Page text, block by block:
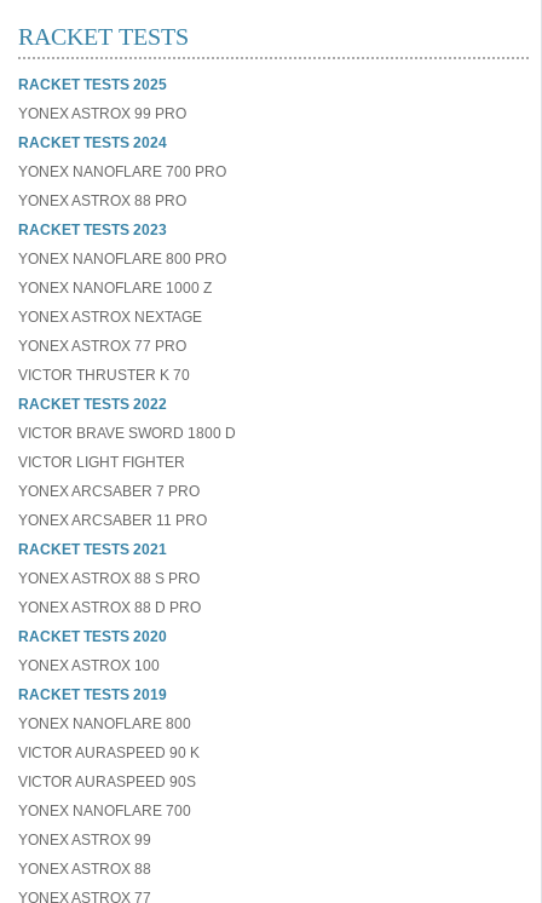
RACKET TESTS
RACKET TESTS 2025
YONEX ASTROX 99 PRO
RACKET TESTS 2024
YONEX NANOFLARE 700 PRO
YONEX ASTROX 88 PRO
RACKET TESTS 2023
YONEX NANOFLARE 800 PRO
YONEX NANOFLARE 1000 Z
YONEX ASTROX NEXTAGE
YONEX ASTROX 77 PRO
VICTOR THRUSTER K 70
RACKET TESTS 2022
VICTOR BRAVE SWORD 1800 D
VICTOR LIGHT FIGHTER
YONEX ARCSABER 7 PRO
YONEX ARCSABER 11 PRO
RACKET TESTS 2021
YONEX ASTROX 88 S PRO
YONEX ASTROX 88 D PRO
RACKET TESTS 2020
YONEX ASTROX 100
RACKET TESTS 2019
YONEX NANOFLARE 800
VICTOR AURASPEED 90 K
VICTOR AURASPEED 90S
YONEX NANOFLARE 700
YONEX ASTROX 99
YONEX ASTROX 88
YONEX ASTROX 77